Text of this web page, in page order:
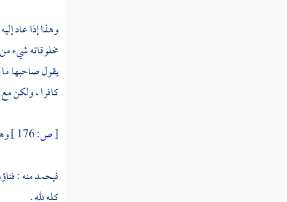
وهذا إذا عاد
مخلوقاته شيء
يقول صاحبها
كافرا ، ولكن
[ص:
فيحمد منه :